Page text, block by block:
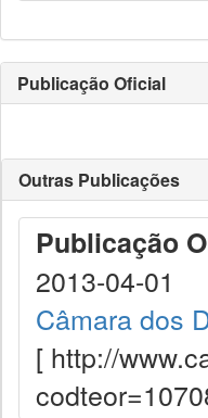
Publicação Oficial
Outras Publicações
Publicação
2013-04-01
Câmara dos
[ http://